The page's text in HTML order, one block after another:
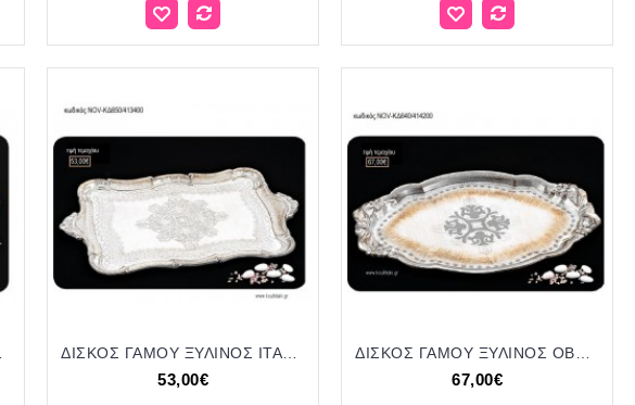
53,00€
67,00€